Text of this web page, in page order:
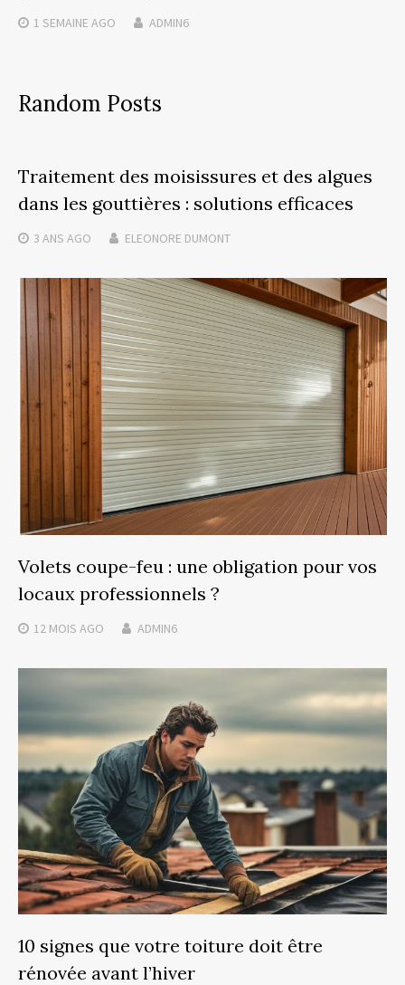
1 SEMAINE AGO ADMIN6
Random Posts
Traitement des moisissures et des algues
dans les gouttières : solutions efficaces
3 ANS AGO ELEONORE DUMONT
Volets coupe-feu : une obligation pour vos
locaux professionnels ?
12 MOIS AGO ADMIN6
10 signes que votre toiture doit être
rénovée avant l’hiver